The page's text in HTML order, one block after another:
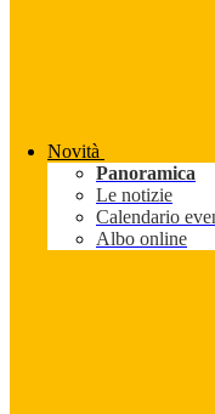
Novità
Panoramica
Le notizie
Calendario
Albo online